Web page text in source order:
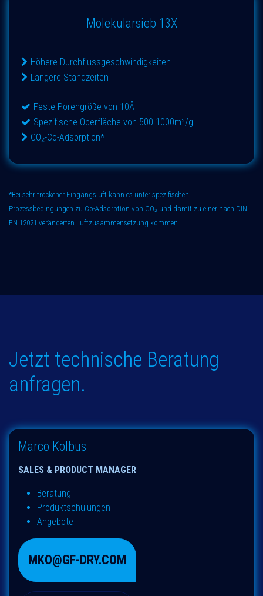
Molekularsieb 13X
Höhere Durchflussgeschwindigkeiten
Längere Standzeiten
Feste Porengröße von 10Å
Spezifische Oberfläche von 500-1000m²/g
CO₂-Co-Adsorption*
*Bei sehr trockener Eingangsluft kann es unter spezifischen
Prozessbedingungen zu Co-Adsorption von CO₂ und damit zu einer nach DIN
EN 12021 veränderten Luftzusammensetzung kommen.
Jetzt technische Beratung
anfragen.
Marco Kolbus
SALES & PRODUCT MANAGER
Beratung
Produktschulungen
Angebote
MKO@GF-DRY.COM